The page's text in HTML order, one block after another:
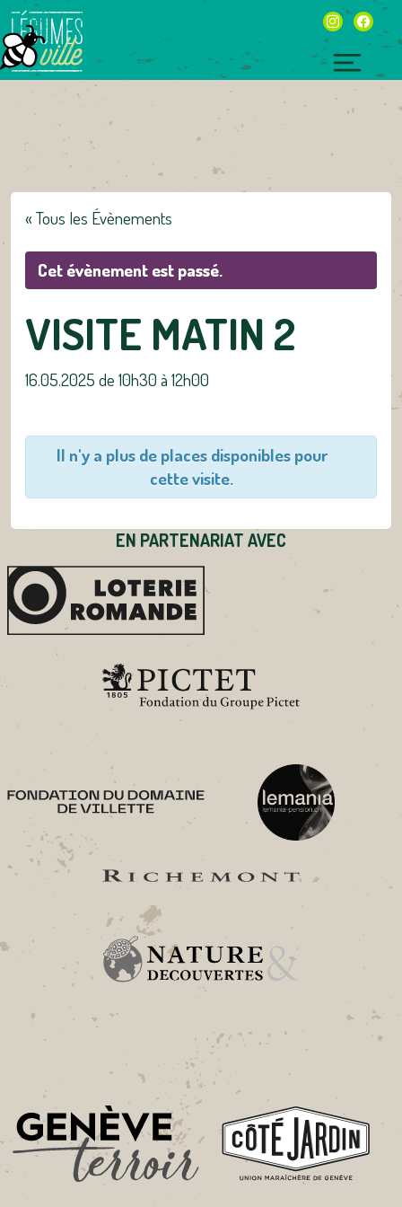
Skip
to
content
instagram
« Tous les Évènements
Cet évènement est passé.
VISITE MATIN 2
16.05.2025 de 10h30 à 12h00
Il n'y a plus de places disponibles pour
cette visite.
EN PARTENARIAT AVEC